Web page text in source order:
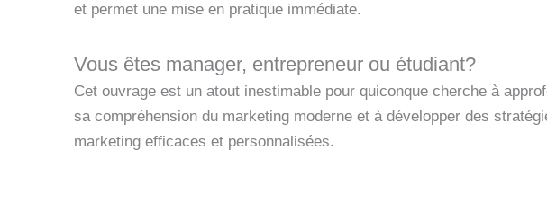
et permet une mise en pratique immédiate.
Vous êtes manager, entrepreneur ou étudiant?
Cet ouvrage est un atout inestimable pour quiconque cherche à
sa compréhension du marketing moderne et à développer des
marketing efficaces et personnalisées.